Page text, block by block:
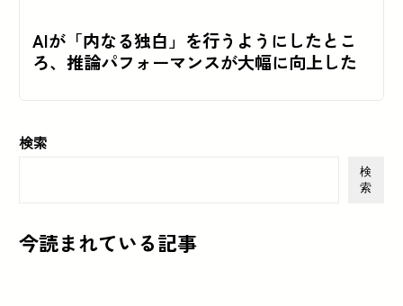
AIが「内なる独白」を行うようにしたとこ
ろ、推論パフォーマンスが大幅に向上した
検索
検
索
今読まれている記事